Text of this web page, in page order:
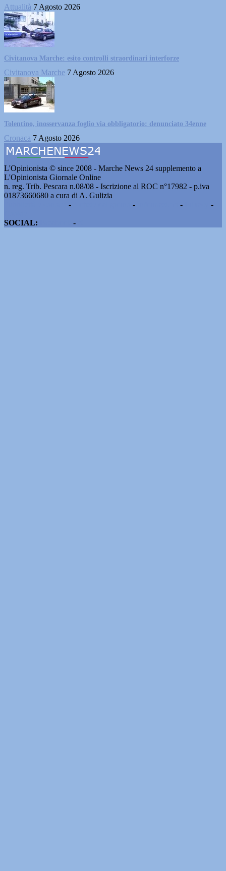
Attualità 7 Agosto 2026
Civitanova Marche: esito controlli straordinari interforze
Civitanova Marche 7 Agosto 2026
Tolentino, inosservanza foglio via obbligatorio: denunciato 34enne
Cronaca 7 Agosto 2026
L'Opinionista © since 2008 - Marche News 24 supplemento a
L'Opinionista Giornale Online
n. reg. Trib. Pescara n.08/08 - Iscrizione al ROC n°17982 - p.iva
01873660680 a cura di A. Gulizia
- - -
-
SOCIAL:
-